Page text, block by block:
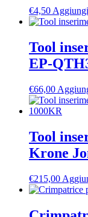
€4,50
Tool
EP-
€66,00
Tool
Krone
€215,00